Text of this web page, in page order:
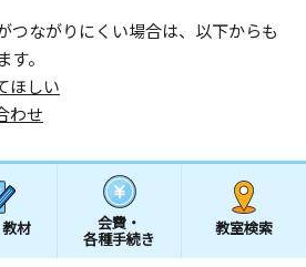
つながりにくい場合は、以下からも
。
ほしい
わせ
材 会費・
各種手続き
教室検索